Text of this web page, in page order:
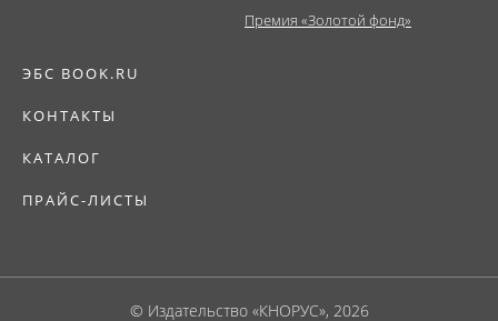
Премия «Золотой фонд»
ЭБС BOOK.RU
КОНТАКТЫ
КАТАЛОГ
ПРАЙС-ЛИСТЫ
© Издательство «КНОРУС», 2026